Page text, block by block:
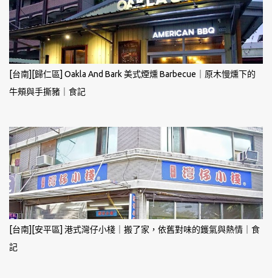
[台南][歸仁區] Oakla And Bark 美式煙燻 Barbecue｜原木慢燻下的
牛頰與手撕豬｜食記
[台南][安平區] 港式灣仔小棧｜搬了家，依舊對味的鑊氣與熱情｜食
記